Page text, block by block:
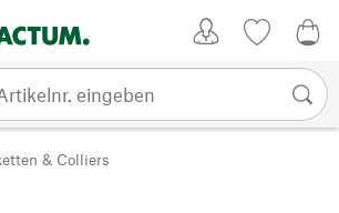
& Colliers